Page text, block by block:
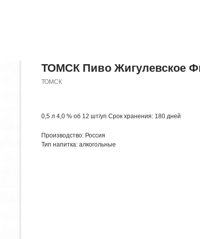
ТОМСК Пиво Жигулевское
ТОМСК
0,5 л 4,0 % об 12 шт/уп Срок хранения: 180 дней
Производство: Россия
Тип напитка: алкогольные